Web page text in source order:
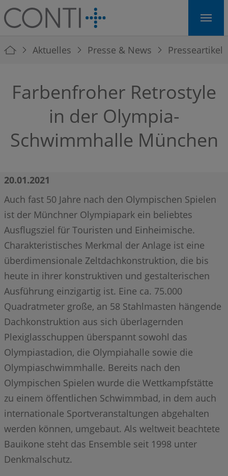
Skip to main navigation
Skip to main content
Skip to page footer
You are here:
Aktuelles Presse & News Presseartikel
Farbenfroher Retrostyle
in der Olympia-
Schwimmhalle München
20.01.2021
Auch fast 50 Jahre nach den Olympischen Spielen
ist der Münchner Olympiapark ein beliebtes
Ausflugsziel für Touristen und Einheimische.
Charakteristisches Merkmal der Anlage ist eine
überdimensionale Zeltdachkonstruktion, die bis
heute in ihrer konstruktiven und gestalterischen
Ausführung einzigartig ist. Eine ca. 75.000
Quadratmeter große, an 58 Stahlmasten hängende
Dachkonstruktion aus sich überlagernden
Plexiglasschuppen überspannt sowohl das
Olympiastadion, die Olympiahalle sowie die
Olympiaschwimmhalle. Bereits nach den
Olympischen Spielen wurde die Wettkampfstätte
zu einem öffentlichen Schwimmbad, in dem auch
internationale Sportveranstaltungen abgehalten
werden können, umgebaut. Als weltweit beachtete
Bauikone steht das Ensemble seit 1998 unter
Denkmalschutz.